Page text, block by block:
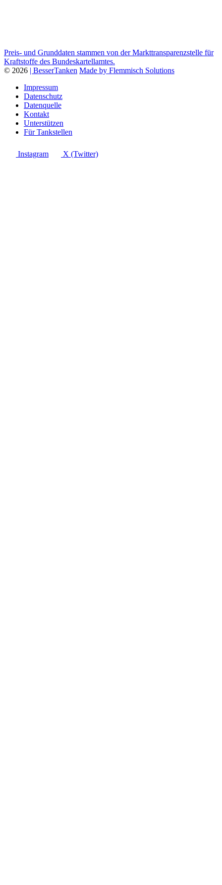
Preis- und Grunddaten stammen von der Markttransparenzstelle für
Kraftstoffe des Bundeskartellamtes.
© 2026 | BesserTanken Made by Flemmisch Solutions
Impressum
Datenschutz
Datenquelle
Kontakt
Unterstützen
Für Tankstellen
Instagram X (Twitter)